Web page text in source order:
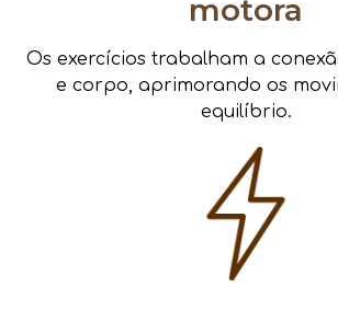
motora
Os exercícios trabalham a
e corpo, aprimorando os
equilíbrio.